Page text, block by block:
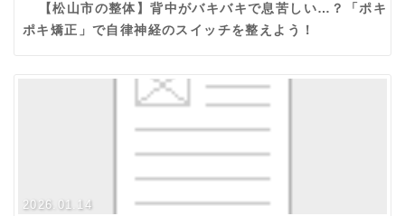
【松山市の整体】背中がバキバキで息苦しい…？「ポキ
ポキ矯正」で自律神経のスイッチを整えよう！
2026.01.14